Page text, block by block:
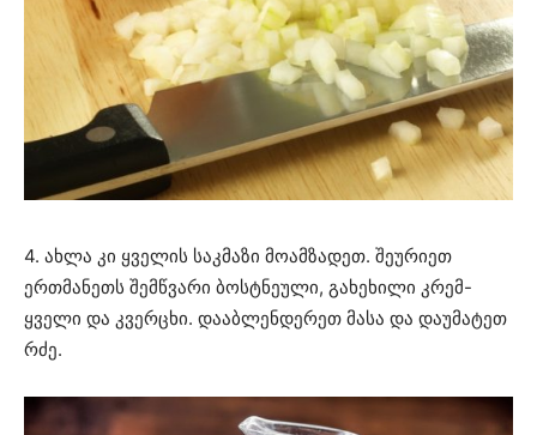
4. ახლა კი ყველის საკმაზი მოამზადეთ. შეურიეთ
ერთმანეთს შემწვარი ბოსტნეული, გახეხილი კრემ-
ყველი და კვერცხი. დააბლენდერეთ მასა და დაუმატეთ
რძე.